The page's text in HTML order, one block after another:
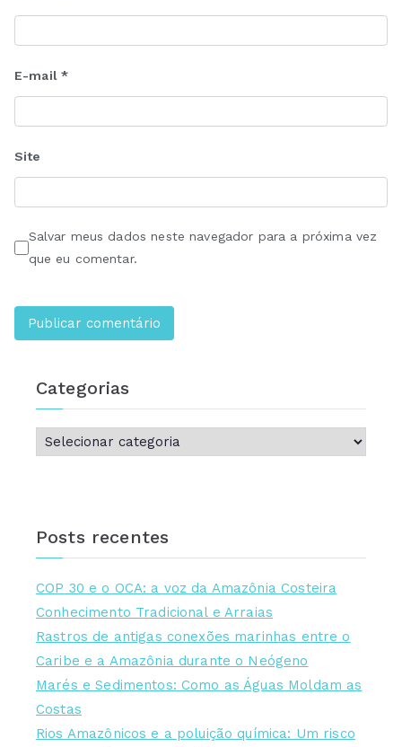
E-mail*
Site
Salvar meus dados neste navegador para a próxima vez
que eu comentar.
Categorias
Posts recentes
COP 30 e o OCA: a voz da Amazônia Costeira
Conhecimento Tradicional e Arraias
Rastros de antigas conexões marinhas entre o
Caribe e a Amazônia durante o Neógeno
Marés e Sedimentos: Como as Águas Moldam as
Costas
Rios Amazônicos e a poluição química: Um risco